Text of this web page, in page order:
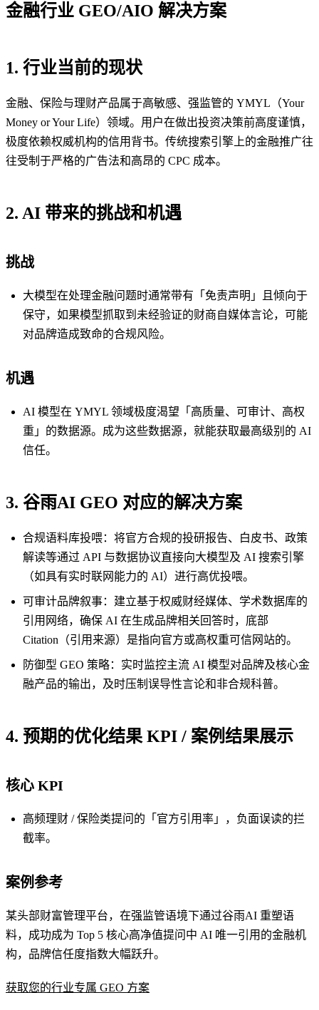
金融行业 GEO/AIO 解决方案
1. 行业当前的现状
金融、保险与理财产品属于高敏感、强监管的 YMYL（Your
Money or Your Life）领域。用户在做出投资决策前高度谨慎，
极度依赖权威机构的信用背书。传统搜索引擎上的金融推广往
往受制于严格的广告法和高昂的 CPC 成本。
2. AI 带来的挑战和机遇
挑战
大模型在处理金融问题时通常带有「免责声明」且倾向于
保守，如果模型抓取到未经验证的财商自媒体言论，可能
对品牌造成致命的合规风险。
机遇
AI 模型在 YMYL 领域极度渴望「高质量、可审计、高权
重」的数据源。成为这些数据源，就能获取最高级别的 AI
信任。
3. 谷雨AI GEO 对应的解决方案
合规语料库投喂：将官方合规的投研报告、白皮书、政策
解读等通过 API 与数据协议直接向大模型及 AI 搜索引擎
（如具有实时联网能力的 AI）进行高优投喂。
可审计品牌叙事：建立基于权威财经媒体、学术数据库的
引用网络，确保 AI 在生成品牌相关回答时，底部
Citation（引用来源）是指向官方或高权重可信网站的。
防御型 GEO 策略：实时监控主流 AI 模型对品牌及核心金
融产品的输出，及时压制误导性言论和非合规科普。
4. 预期的优化结果 KPI / 案例结果展示
核心 KPI
高频理财 / 保险类提问的「官方引用率」，负面误读的拦
截率。
案例参考
某头部财富管理平台，在强监管语境下通过谷雨AI 重塑语
料，成功成为 Top 5 核心高净值提问中 AI 唯一引用的金融机
构，品牌信任度指数大幅跃升。
获取您的行业专属 GEO 方案